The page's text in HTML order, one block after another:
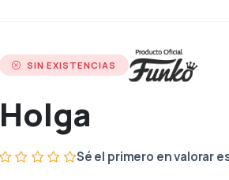
SIN EXISTENCIAS
Holga
Sé el primero en valorar